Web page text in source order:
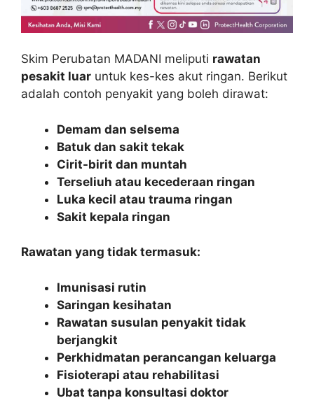
Skim Perubatan MADANI meliputi rawatan
pesakit luar untuk kes-kes akut ringan. Berikut
adalah contoh penyakit yang boleh dirawat:
Demam dan selsema
Batuk dan sakit tekak
Cirit-birit dan muntah
Terseliuh atau kecederaan ringan
Luka kecil atau trauma ringan
Sakit kepala ringan
Rawatan yang tidak termasuk:
Imunisasi rutin
Saringan kesihatan
Rawatan susulan penyakit tidak
berjangkit
Perkhidmatan perancangan keluarga
Fisioterapi atau rehabilitasi
Ubat tanpa konsultasi doktor